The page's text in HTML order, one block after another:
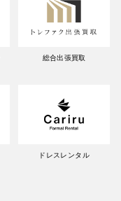
総合出張買取
ドレスレンタル